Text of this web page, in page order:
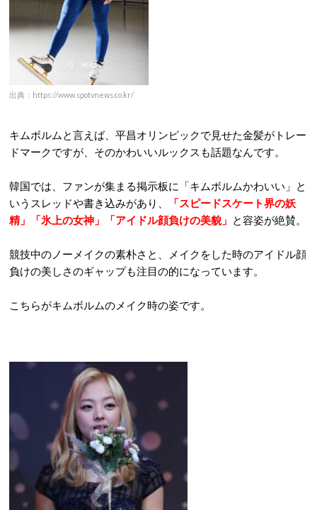
出典：https://www.spotvnews.co.kr/
キムボルムと言えば、平昌オリンピックで見せた金髪がトレー
ドマークですが、そのかわいいルックスも話題なんです。
韓国では、ファンが集まる掲示板に「キムボルムかわいい」と
いうスレッドや書き込みがあり、
「スピードスケート界の妖
精」「氷上の女神」「アイドル顔負けの美貌」 と容姿が絶賛。
競技中のノーメイクの素朴さと、メイクをした時のアイドル顔
負けの美しさのギャップも注目の的になっています。
こちらがキムボルムのメイク時の姿です。